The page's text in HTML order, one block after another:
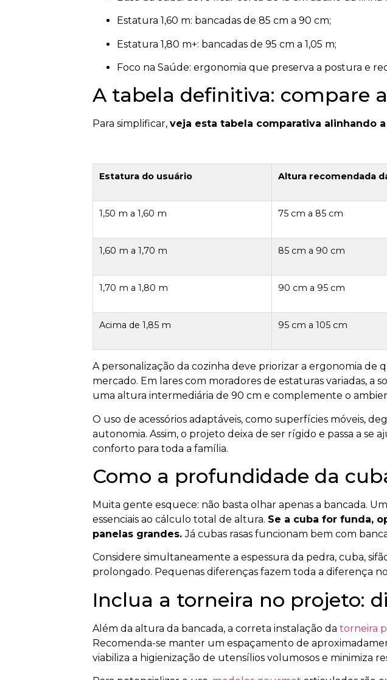
Estatura 1,60 m: bancadas de 85 cm a 90 cm;
Estatura 1,80 m+: bancadas de 95 cm a 1,05 m;
Foco na Saúde: ergonomia que preserva a postura e
A tabela definitiva: compare
Para simplificar, veja esta tabela comparativa alinhando
Estatura do usuário Altura recomendada
1,50 m a 1,60 m 75 cm a 85 cm
1,60 m a 1,70 m 85 cm a 90 cm
1,70 m a 1,80 m 90 cm a 95 cm
Acima de 1,85 m 95 cm a 105 cm
A personalização da cozinha deve priorizar a ergonomia de
mercado. Em lares com moradores de estaturas variadas,
uma altura intermediária de 90 cm e complemente o
O uso de acessórios adaptáveis, como superfícies móveis,
autonomia. Assim, o projeto deixa de ser rígido e passa a
conforto para toda a família.
Como a profundidade da
Muita gente esquece: não basta olhar apenas a bancada.
essenciais ao cálculo total de altura. Se a cuba for funda,
panelas grandes.Já cubas rasas funcionam bem com
Considere simultaneamente a espessura da pedra, cuba,
prolongado. Pequenas diferenças fazem toda a diferença
Inclua a torneira no projeto:
Além da altura da bancada, a correta instalação da torneira
Recomenda-se manter um espaçamento de
viabiliza a higienização de utensílios volumosos e minimiza